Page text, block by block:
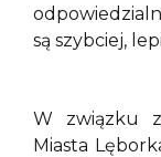
są szybciej,
W związku z
Miasta